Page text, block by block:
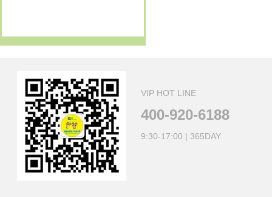
VIP HOT LINE
400-920-6188
9:30-17:00 | 365DAY